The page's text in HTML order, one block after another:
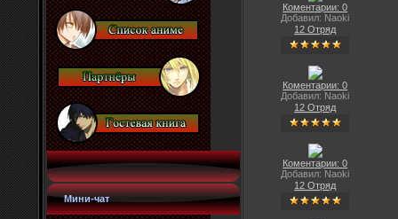
Мини-чат
Коментарии: 0
Добавил: Naoki
12 Отряд
Коментарии: 0
Добавил: Naoki
12 Отряд
Коментарии: 0
Добавил: Naoki
12 Отряд